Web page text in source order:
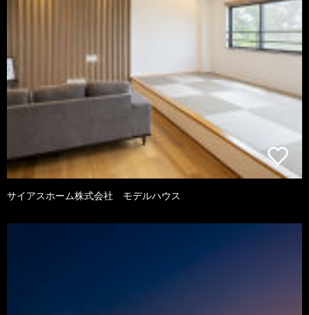
サイアスホーム株式会社 モデルハウス